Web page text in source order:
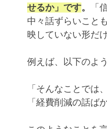
せるか」です。
「
中々話ずらいこと
映していない形だ
例えば、以下のよ
「そんなことでは
「経費削減の話ば